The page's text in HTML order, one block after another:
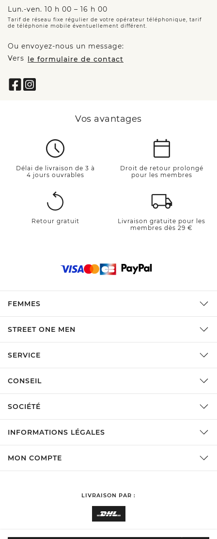
Lun.-ven. 10 h 00 – 16 h 00
Tarif de réseau fixe régulier de votre opérateur téléphonique, tarif
de téléphonie mobile éventuellement différent.
Ou envoyez-nous un message:
Vers le formulaire de contact
Vos avantages
Délai de livraison de 3 à
4 jours ouvrables
Droit de retour prolongé
pour les membres
Retour gratuit
Livraison gratuite pour les
membres dès 29 €
FEMMES
STREET ONE MEN
SERVICE
CONSEIL
SOCIÉTÉ
INFORMATIONS LÉGALES
MON COMPTE
LIVRAISON PAR :